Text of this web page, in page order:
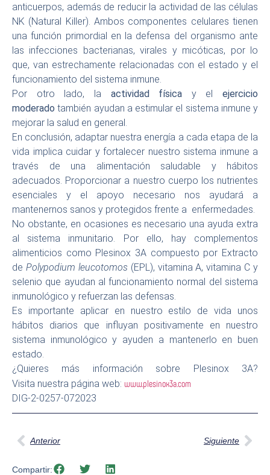
anticuerpos, además de reducir la actividad de las células
NK (Natural Killer). Ambos componentes celulares tienen
una función primordial en la defensa del organismo ante
las infecciones bacterianas, virales y micóticas, por lo
que, van estrechamente relacionadas con el estado y el
funcionamiento del sistema inmune.
Por otro lado, la actividad física y el ejercicio
moderado también ayudan a estimular el sistema inmune y
mejorar la salud en general.
En conclusión, adaptar nuestra energía a cada etapa de la
vida implica cuidar y fortalecer nuestro sistema inmune a
través de una alimentación saludable y hábitos
adecuados. Proporcionar a nuestro cuerpo los nutrientes
esenciales y el apoyo necesario nos ayudará a
mantenernos sanos y protegidos frente a enfermedades.
No obstante, en ocasiones es necesario una ayuda extra
al sistema inmunitario. Por ello, hay complementos
alimenticios como Plesinox 3A compuesto por Extracto
de Polypodium leucotomos (EPL), vitamina A, vitamina C y
selenio que ayudan al funcionamiento normal del sistema
inmunológico y refuerzan las defensas.
Es importante aplicar en nuestro estilo de vida unos
hábitos diarios que influyan positivamente en nuestro
sistema inmunológico y ayuden a mantenerlo en buen
estado.
¿Quieres más información sobre Plesinox 3A?
Visita nuestra página web: www.plesinox3a.com
DIG-2-0257-072023
Anterior Siguiente
Compartir: